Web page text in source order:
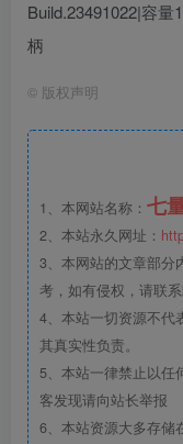
Build.23491022|容
柄
© 版权声明
1、本网站名称： 七
2、本站永久网址：
3、本网站的文章部分
考，如有侵权，请联
4、本站一切资源不代
其真实性负责。
5、本站一律禁止以任
客发现请向站长举报
6、本站资源大多存储